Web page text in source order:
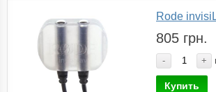
Rode
805 грн.
- +
Купить